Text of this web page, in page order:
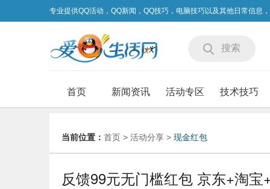
专业提供QQ活动，QQ新闻，QQ技巧，电脑技巧以及其他日常信息
搜索
首页 新闻资讯 活动专区 技术技巧
当前位置： 首页 > 活动分享 > 现金红包
反馈99元无门槛红包 京东+淘